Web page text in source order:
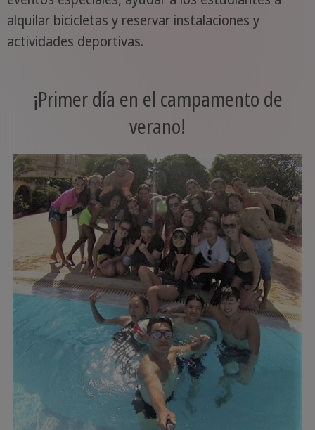
alquilar bicicletas y reservar instalaciones y
actividades deportivas.
¡Primer día en el campamento de
verano!